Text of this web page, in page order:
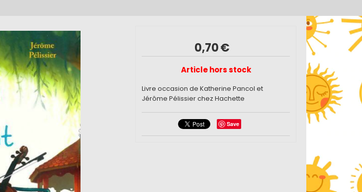
0,70€
Article hors stock
Livre occasion de Katherine Pancol et
Jérôme Pélissier chez Hachette
Save